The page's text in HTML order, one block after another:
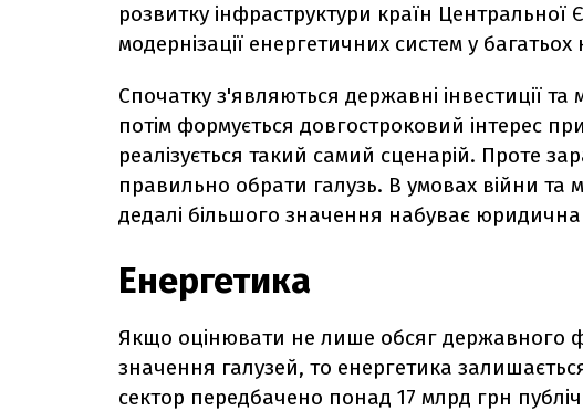
розвитку інфраструктури країн Центральної
модернізації енергетичних систем у багатьох
Спочатку з'являються державні інвестиції
потім формується довгостроковий інтерес
реалізується такий самий сценарій. Проте
правильно обрати галузь. В умовах війни та
дедалі більшого значення набуває юридична
Енергетика
Якщо оцінювати не лише обсяг державного
значення галузей, то енергетика
сектор передбачено понад 17 млрд грн